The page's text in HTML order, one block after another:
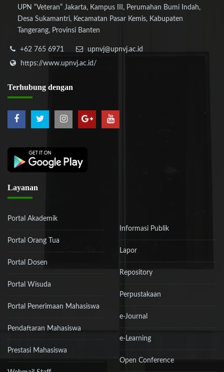
UPN “Veteran” Jakarta, Kampus III, Perumahan Bumi Indah,
Desa Sukamantri, Kecamatan Pasar Kemis, Kabupaten
Tangerang, Provinsi Banten
+62 765 6971
upnvj@upnvj.ac.id
https://www.upnvj.ac.id/
Terhubung dengan
Layanan
Portal Akademik
Portal Orang Tua
Portal Dosen
Portal Wisuda
Portal Penerimaan Mahasiswa
Pendaftaran Mahasiswa
Prestasi Mahasiswa
Informasi Publik
Lapor
Repository
Perpustakaan
e-Journal
e-Learning
Open Conference